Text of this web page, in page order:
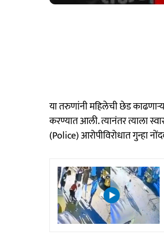
या तरुणांनी महिलेची छेड
करण्यात आली. त्यानंतर त्याला
(Police) आरोपीविरोधात गुन्हा